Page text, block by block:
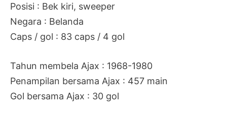
Posisi : Bek kiri, sweeper
Negara : Belanda
Caps / gol : 83 caps / 4 gol
Tahun membela Ajax : 1968-1980
Penampilan bersama Ajax : 457 main
Gol bersama Ajax : 30 gol